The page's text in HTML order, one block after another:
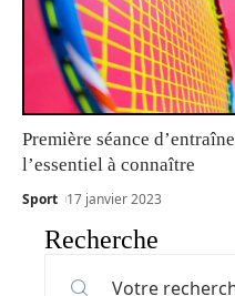
Première séance
l’essentiel à connaître
Sport 17 janvier 2023
Recherche